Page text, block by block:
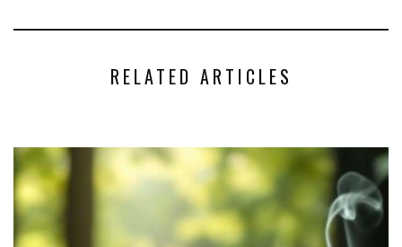
RELATED ARTICLES